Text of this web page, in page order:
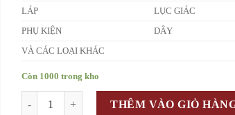
LÁP LỤC GIÁC
PHỤ KIỆN DÂY
VÀ CÁC LOẠI KHÁC
Còn 1000 trong kho
THÊM VÀO GIỎ